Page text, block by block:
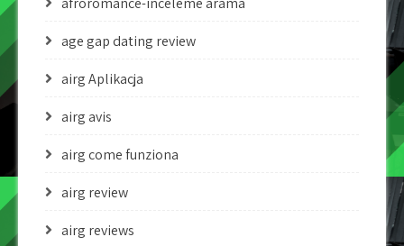
age gap dating review
airg Aplikacja
airg avis
airg come funziona
airg review
airg reviews